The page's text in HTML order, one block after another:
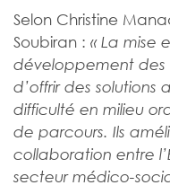
Selon Christine
Soubiran : « La mise
développement des
d’offrir des
difficulté en milieu
de parcours. Ils
collaboration entre
secteur médico-